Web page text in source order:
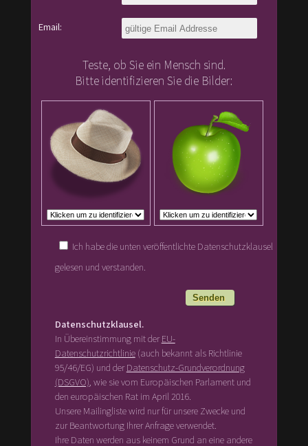
Email:
Teste, ob Sie ein Mensch sind.
Bitte identifizieren Sie die Bilder:
Ich habe die unten veröffentlichte Datenschutzklausel
gelesen und verstanden.
Datenschutzklausel.
In Übereinstimmung mit derEU-
Datenschutzrichtlinie(auch bekannt als Richtlinie
95/46/EG) und derDatenschutz-Grundverordnung
(DSGVO), wie sie vom Europäischen Parlament und
den europäischen Rat im April 2016.
Unsere Mailingliste wird nur für unsere Zwecke und
zur Beantwortung Ihrer Anfrage verwendet.
Ihre Daten werden aus keinem Grund an eine andere